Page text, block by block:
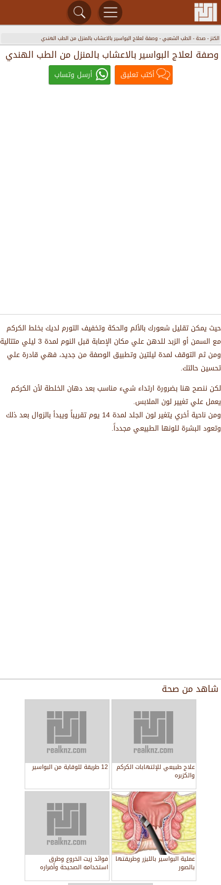
الكنز- صحة- الطب الشعبي- وصفة لعلاج البواسير بالاعشاب بالمنزل من الطب الهندي
وصفة لعلاج البواسير بالاعشاب بالمنزل من الطب الهندي
أكتب تعليق أرسل وتساب
حيث يمكن تقليل شعورك بالألم والحكة وتخفيف التورم لديك بخلط الكركم
مع السمن أو الزبد للدهن علي مكان الإصابة قبل النوم لمدة 3 ليلي متتالية
ومن ثم التوقف لمدة ليلتين وتطبيق الوصفة من جديد، فهي قادرة علي
تحسين حالتك.
لكن ننصح هنا بضرورة ارتداء شيء مناسب بعد دهان الخلطة لأن الكركم
يعمل علي تغيير لون الملابس.
ومن ناحية أخري يتغير لون الجلد لمدة 14 يوم تقريباً ويبدأ بالزوال بعد ذلك
وتعود البشرة للونها الطبيعي مجدداً.
شاهد من صحة
علاج طبيعي للإلتهابات الكركم
والكزبره
12 طريقة للوقاية من البواسير
عملية البواسير بالليزر وطريقتها
بالصور
فوائد زيت الخروع وطرق
استخدامه الصحيحة وأضراره